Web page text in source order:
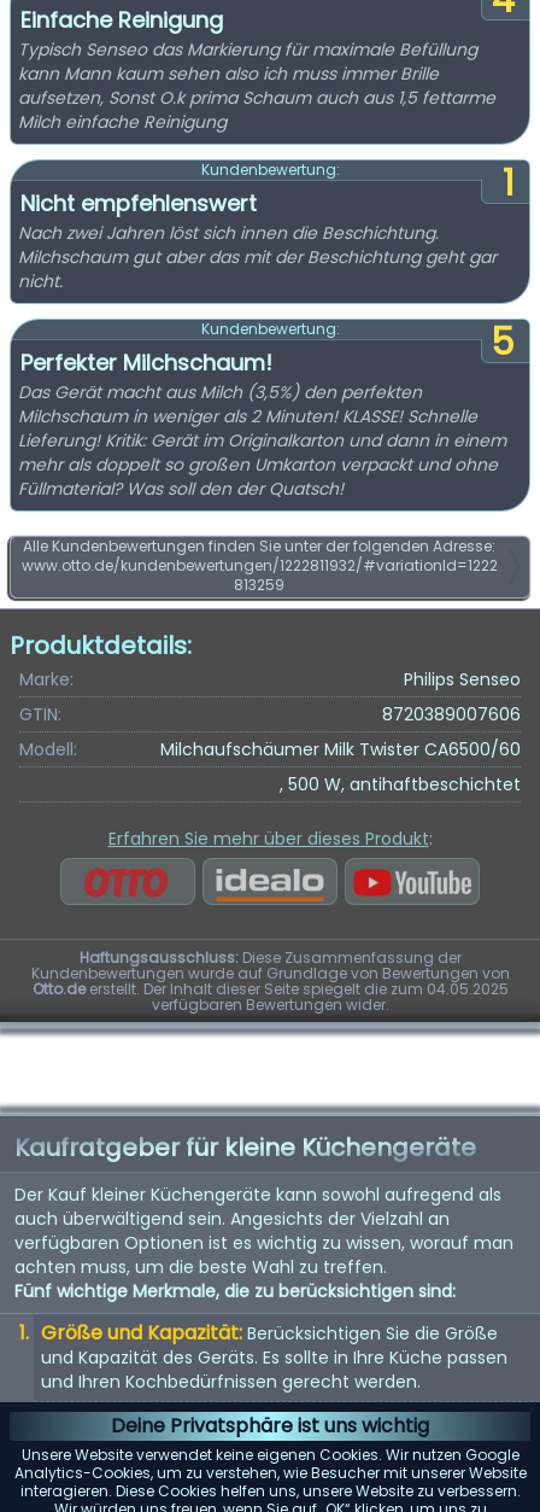
Deine Privatsphäre ist uns wichtig
Unsere Website verwendet keine eigenen Cookies. Wir nutzen Google
Analytics-Cookies, um zu verstehen, wie Besucher mit unserer Website
interagieren. Diese Cookies helfen uns, unsere Website zu verbessern.
Einfache Reinigung
Typisch Senseo das Markierung für maximale Befüllung
kann Mann kaum sehen also ich muss immer Brille
aufsetzen, Sonst O.k prima Schaum auch aus 1,5 fettarme
Milch einfache Reinigung
1
Kundenbewertung:
Nicht empfehlenswert
Nach zwei Jahren löst sich innen die Beschichtung.
Milchschaum gut aber das mit der Beschichtung geht gar
nicht.
5
Kundenbewertung:
Perfekter Milchschaum!
Das Gerät macht aus Milch (3,5%) den perfekten
Milchschaum in weniger als 2 Minuten! KLASSE! Schnelle
Lieferung! Kritik: Gerät im Originalkarton und dann in einem
mehr als doppelt so großen Umkarton verpackt und ohne
Füllmaterial? Was soll den der Quatsch!
Alle Kundenbewertungen finden Sie unter der folgenden Adresse:
www.otto.de/kundenbewertungen/1222811932/#variationId=1222
813259
Produktdetails:
Marke:
Philips Senseo
GTIN:
8720389007606
Modell:
Milchaufschäumer Milk Twister CA6500/60
, 500 W, antihaftbeschichtet
Erfahren Sie mehr über dieses Produkt:
Haftungsausschluss:Diese Zusammenfassung der
Kundenbewertungen wurde auf Grundlage von Bewertungen von
Otto.deerstellt. Der Inhalt dieser Seite spiegelt die zum 04.05.2025
verfügbaren Bewertungen wider.
Kaufratgeber für kleine Küchengeräte
Der Kauf kleiner Küchengeräte kann sowohl aufregend als
auch überwältigend sein. Angesichts der Vielzahl an
verfügbaren Optionen ist es wichtig zu wissen, worauf man
achten muss, um die beste Wahl zu treffen.
Fünf wichtige Merkmale, die zu berücksichtigen sind:
Größe und Kapazität: Berücksichtigen Sie die Größe
und Kapazität des Geräts. Es sollte in Ihre Küche passen
und Ihren Kochbedürfnissen gerecht werden.
Energieeffizienz: Energieeffiziente Geräte sparen nicht
nur Geld bei der Stromrechnung, sondern sind auch
umweltfreundlich.